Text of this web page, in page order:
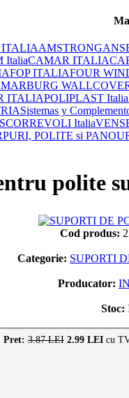
ITALIAAMSTRONG
ItaliaCAMAR ITALIA
FOP ITALIAFOUR
MARBURG
ITALIAPOLIPLAST Italia
Sistemas y
SCORREVOLI Italia
POLITE si
polite
Cod produs:
Categorie: SUPORTI
Producator:
Stoc:
Pret: 3.87 LEI 2.99 LEI cu